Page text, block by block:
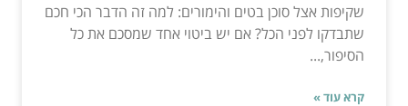
שקיפות אצל סוכן בטים והימורים: למה זה הדבר הכי חכם
שתבדקו לפני הכל? אם יש ביטוי אחד שמסכם את כל
הסיפור,...
קרא עוד »